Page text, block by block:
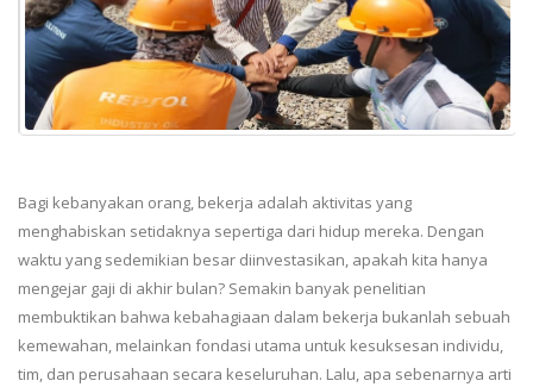
Bagi kebanyakan orang, bekerja adalah aktivitas yang
menghabiskan setidaknya sepertiga dari hidup mereka. Dengan
waktu yang sedemikian besar diinvestasikan, apakah kita hanya
mengejar gaji di akhir bulan? Semakin banyak penelitian
membuktikan bahwa kebahagiaan dalam bekerja bukanlah sebuah
kemewahan, melainkan fondasi utama untuk kesuksesan individu,
tim, dan perusahaan secara keseluruhan. Lalu, apa sebenarnya arti